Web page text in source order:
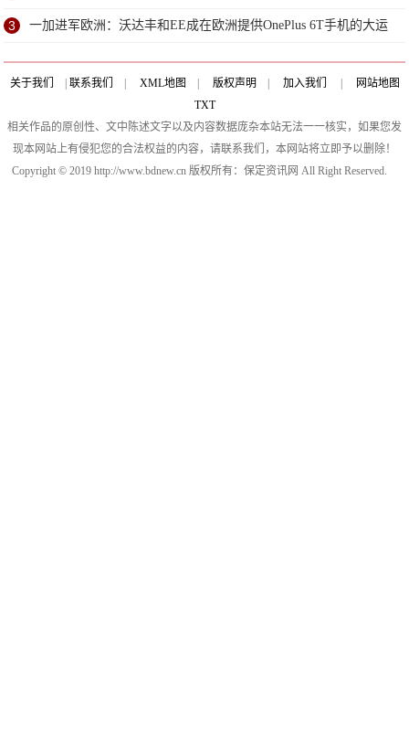
3 一加进军欧洲：沃达丰和EE成在欧洲提供OnePlus 6T手机的大运
营商
关于我们 联系我们 XML地图 版权声明 加入我们
网站地图
TXT
相关作品的原创性、文中陈述文字以及内容数据庞杂本站无法一一核实，如果您发
现本网站上有侵犯您的合法权益的内容，请联系我们，本网站将立即予以删除！
Copyright © 2019 http://www.bdnew.cn 版权所有：保定资讯网 All Right Reserved.